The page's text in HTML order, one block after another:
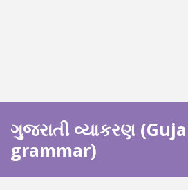
ગુજરાતી વ્યાકરણ
grammar)